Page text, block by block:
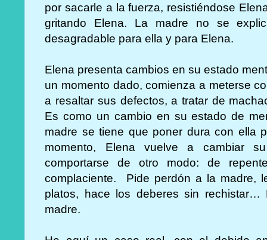
por sacarle a la fuerza, resistiéndose
gritando Elena. La madre no se
desagradable para ella y para Elena.
Elena presenta cambios en su estado
un momento dado, comienza a meterse
a resaltar sus defectos, a tratar de
Es como un cambio en su estado de
madre se tiene que poner dura con ella
momento, Elena vuelve a cambiar
comportarse de otro modo: de
complaciente. Pide perdón a la madre,
platos, hace los deberes sin
madre.